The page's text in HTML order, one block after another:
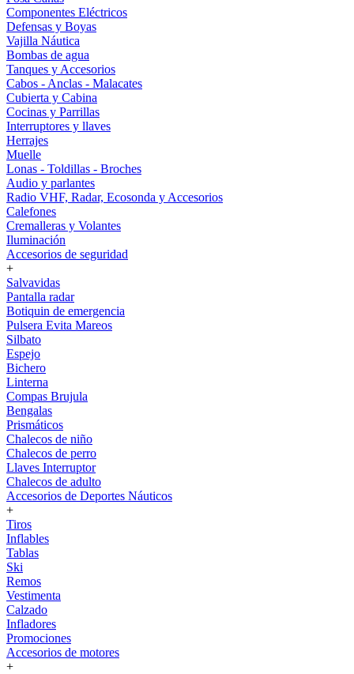
Componentes Eléctricos
Defensas y Boyas
Vajilla Náutica
Bombas de agua
Tanques y Accesorios
Cabos - Anclas - Malacates
Cubierta y Cabina
Cocinas y Parrillas
Interruptores y llaves
Herrajes
Muelle
Lonas - Toldillas - Broches
Audio y parlantes
Radio VHF, Radar, Ecosonda y Accesorios
Calefones
Cremalleras y Volantes
Iluminación
Accesorios de seguridad
+
Salvavidas
Pantalla radar
Botiquin de emergencia
Pulsera Evita Mareos
Silbato
Espejo
Bichero
Linterna
Compas Brujula
Bengalas
Prismáticos
Chalecos de niño
Chalecos de perro
Llaves Interruptor
Chalecos de adulto
Accesorios de Deportes Náuticos
+
Tiros
Inflables
Tablas
Ski
Remos
Vestimenta
Calzado
Infladores
Promociones
Accesorios de motores
+